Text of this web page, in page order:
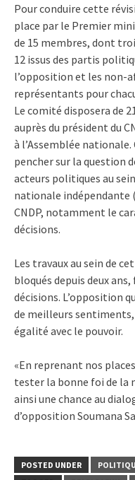
Pour conduire cette
place par le Premier
de 15 membres, dont
12 issus des partis
l’opposition et les non-
représentants pour
Le comité disposera de
auprès du président du
à l’Assemblée
pencher sur la question
acteurs politiques au
nationale indépendante
CNDP, notamment le
décisions.
Les travaux au sein de
bloqués depuis deux
décisions. L’opposition
de meilleurs
égalité avec le pouvoir.
«En reprenant nos
tester la bonne foi de
ainsi une chance au
d’opposition Soumana
POSTED UNDER